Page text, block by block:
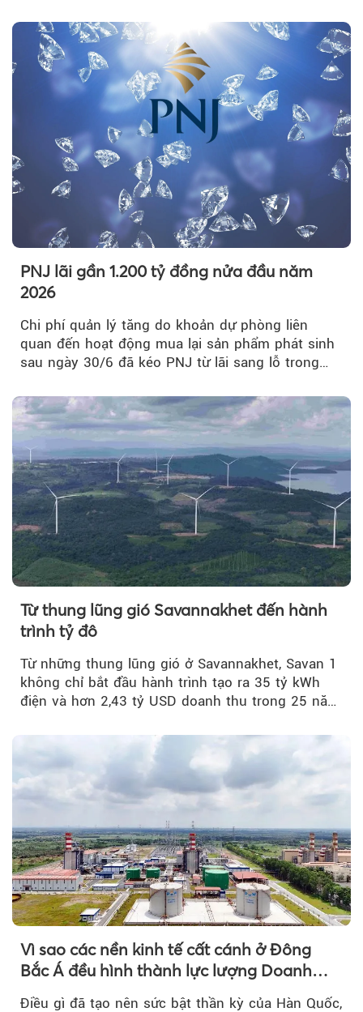
PNJ lãi gần 1.200 tỷ đồng nửa đầu năm
2026
Chi phí quản lý tăng do khoản dự phòng liên
quan đến hoạt động mua lại sản phẩm phát sinh
sau ngày 30/6 đã kéo PNJ từ lãi sang lỗ trong
Từ thung lũng gió Savannakhet đến hành
trình tỷ đô
Từ những thung lũng gió ở Savannakhet, Savan 1
không chỉ bắt đầu hành trình tạo ra 35 tỷ kWh
điện và hơn 2,43 tỷ USD doanh thu trong 25 năm
Vì sao các nền kinh tế cất cánh ở Đông
Bắc Á đều hình thành lực lượng Doanh
Điều gì đã tạo nên sức bật thần kỳ của Hàn Quốc,